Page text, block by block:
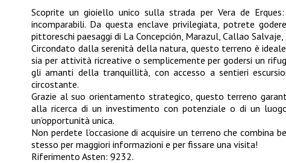
Scoprite un gioiello unico sulla strada per Vera de
incomparabili. Da questa enclave privilegiata, potrete
pittoreschi paesaggi di La Concepción, Marazul, Callao
Circondato dalla serenità della natura, questo terreno è
sia per attività ricreative o semplicemente per godersi un
gli amanti della tranquillità, con accesso a sentieri
circostante.
Grazie al suo orientamento strategico, questo terreno
alla ricerca di un investimento con potenziale o di un
un’opportunità unica.
Non perdete l’occasione di acquisire un terreno che
stesso per maggiori informazioni e per fissare una visita!
Riferimento Asten: 9232.